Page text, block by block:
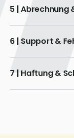
5 | Abrechnung
6 | Support &
7 | Haftung &